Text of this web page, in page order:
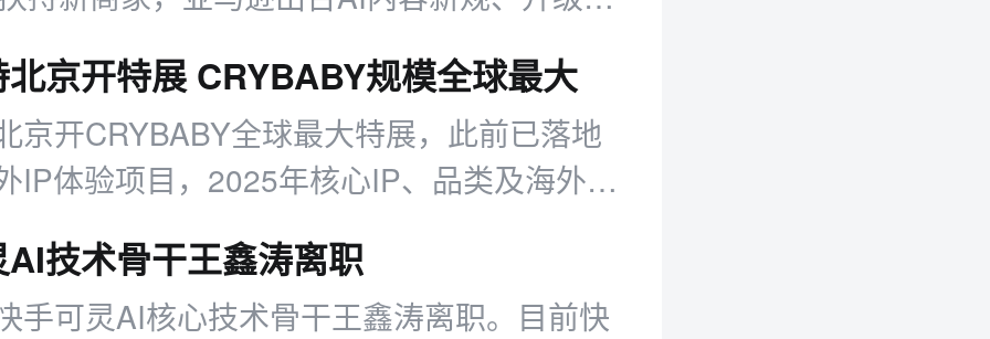
京开特展 CRYBABY规模全球最大
京开CRYBABY全球最大特展，此前已落地
IP体验项目，2025年核心IP、品类及海外业
技术骨干王鑫涛离职
手可灵AI核心技术骨干王鑫涛离职。目前快